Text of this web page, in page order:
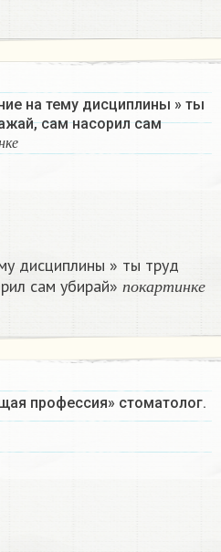
на тему дисциплины » ты
сам насорил сам
ке
инке
дисциплины » ты труд
сам убирай»
п о ка р т и н ке
по карт
профессия» стоматолог.